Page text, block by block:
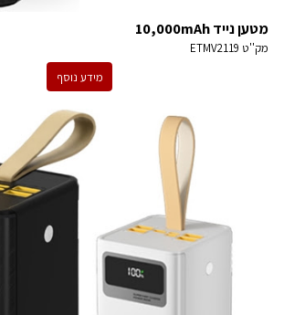
מטען נייד 10,000mAh
מק''ט ETMV2119
מידע נוסף